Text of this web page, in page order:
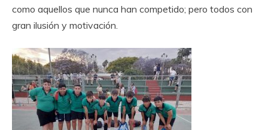
como aquellos que nunca han competido; pero todos con
gran ilusión y motivación.